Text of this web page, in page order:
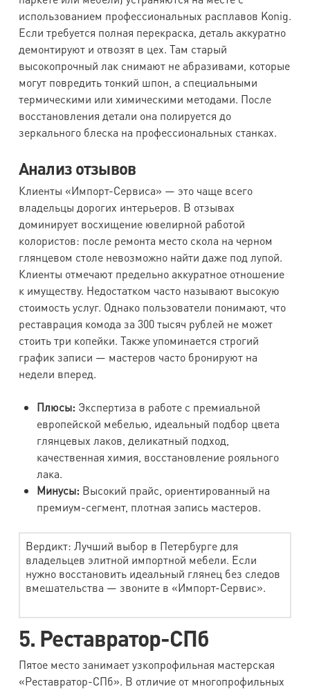
использованием профессиональных расплавов Konig.
Если требуется полная перекраска, деталь аккуратно
демонтируют и отвозят в цех. Там старый
высокопрочный лак снимают не абразивами, которые
могут повредить тонкий шпон, а специальными
термическими или химическими методами. После
восстановления детали она полируется до
зеркального блеска на профессиональных станках.
Анализ отзывов
Клиенты «Импорт-Сервиса» — это чаще всего
владельцы дорогих интерьеров. В отзывах
доминирует восхищение ювелирной работой
колористов: после ремонта место скола на черном
глянцевом столе невозможно найти даже под лупой.
Клиенты отмечают предельно аккуратное отношение
к имуществу. Недостатком часто называют высокую
стоимость услуг. Однако пользователи понимают, что
реставрация комода за 300 тысяч рублей не может
стоить три копейки. Также упоминается строгий
график записи — мастеров часто бронируют на
недели вперед.
Плюсы: Экспертиза в работе с премиальной
европейской мебелью, идеальный подбор цвета
глянцевых лаков, деликатный подход,
качественная химия, восстановление рояльного
лака.
Минусы: Высокий прайс, ориентированный на
премиум-сегмент, плотная запись мастеров.
Вердикт: Лучший выбор в Петербурге для
владельцев элитной импортной мебели. Если
нужно восстановить идеальный глянец без следов
вмешательства — звоните в «Импорт-Сервис».
5. Реставратор-СПб
Пятое место занимает узкопрофильная мастерская
«Реставратор-СПб». В отличие от многопрофильных